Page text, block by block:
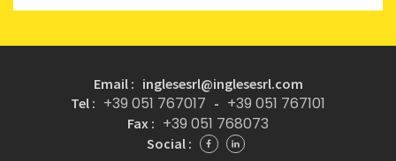
Email : inglesesrl@inglesesrl.com
Tel : +39 051 767017 - +39 051 767101
Fax : +39 051 768073
Social :